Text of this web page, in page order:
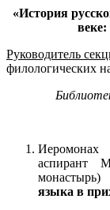
«История
веке:
Руководитель
филологических
Иеромонах
аспирант
языка в